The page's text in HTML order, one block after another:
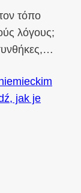
τόπο
λόγους;